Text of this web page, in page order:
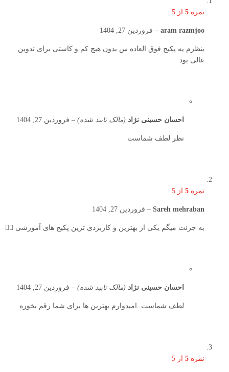
نمره 5 از 5
aram razmjoo
– فروردین 27, 1404
بنظرم یه پکیج فوق العاده س بدون هیچ کم و کاستی برای تدوین
عالی بود
احسان حسینی نژاد (مالک تایید شده) – فروردین 27, 1404
نظر لطف شماست
نمره 5 از 5
Sareh mehraban
– فروردین 27, 1404
به جرئت میگم یکی از بهترین و کاربردی ترین پکیج های آموزشی 👌🏻
احسان حسینی نژاد (مالک تایید شده) – فروردین 27, 1404
لطف شماست..امیدوارم بهترین ها برای شما رقم بخوره
نمره 5 از 5